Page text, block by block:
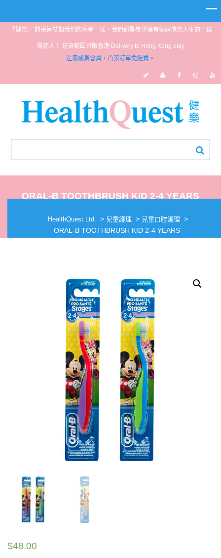
「健樂」 的宗旨就如我們的名稱一樣，我們都是希望擁有健康快樂人生的一群
醫葯人！ 送貨範圍只限香港 Delivery to Hong Kong only
注冊成爲會員，首張訂單免運費。
ORAL-B TOOTHBRUSH KID 2-4 YEARS
HealthQuest Ltd. > 兒童護理 > 兒童口腔護理 >
ORAL-B TOOTHBRUSH KID 2-4 YEARS
$48.00